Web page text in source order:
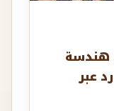
هندسة
عبر